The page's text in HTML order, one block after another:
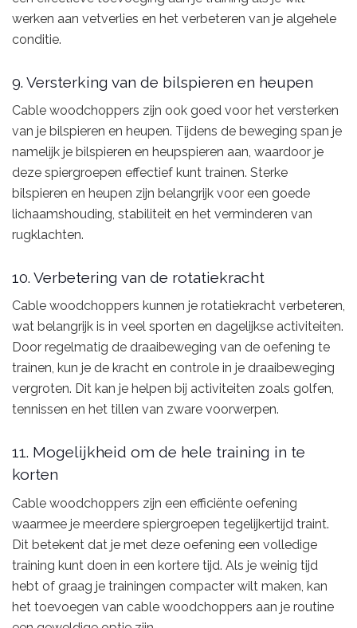
werken aan vetverlies en het verbeteren van je algehele
conditie.
9. Versterking van de bilspieren en heupen
Cable woodchoppers zijn ook goed voor het versterken
van je bilspieren en heupen. Tijdens de beweging span je
namelijk je bilspieren en heupspieren aan, waardoor je
deze spiergroepen effectief kunt trainen. Sterke
bilspieren en heupen zijn belangrijk voor een goede
lichaamshouding, stabiliteit en het verminderen van
rugklachten.
10. Verbetering van de rotatiekracht
Cable woodchoppers kunnen je rotatiekracht verbeteren,
wat belangrijk is in veel sporten en dagelijkse activiteiten.
Door regelmatig de draaibeweging van de oefening te
trainen, kun je de kracht en controle in je draaibeweging
vergroten. Dit kan je helpen bij activiteiten zoals golfen,
tennissen en het tillen van zware voorwerpen.
11. Mogelijkheid om de hele training in te
korten
Cable woodchoppers zijn een efficiënte oefening
waarmee je meerdere spiergroepen tegelijkertijd traint.
Dit betekent dat je met deze oefening een volledige
training kunt doen in een kortere tijd. Als je weinig tijd
hebt of graag je trainingen compacter wilt maken, kan
het toevoegen van cable woodchoppers aan je routine